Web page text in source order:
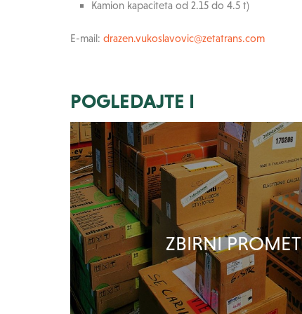
Kamion kapaciteta od 2.15 do 4.5 t)
E-mail: drazen.vukoslavovic@zetatrans.com
POGLEDAJTE I
ZBIRNI PROMET